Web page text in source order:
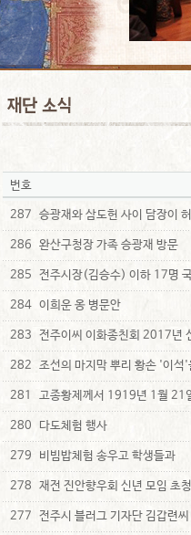
번호
287 승광재와 삼도헌 사이 담장이
286 완산구청장 가족 승광재 방문
285 전주시장(김승수) 이하 17명
284 이희운 옹 병문안
283 전주이씨 이화종친회 2017년
282 조선의 마지막 뿌리 황손 '이석
281 고종황제께서 1919년 1월 21
280 다도체험 행사
279 비빔밥체험 송우고 학생들과
278 재전 진안향우회 신년 모임 초청
277 전주시 블러그 기자단 김갑련